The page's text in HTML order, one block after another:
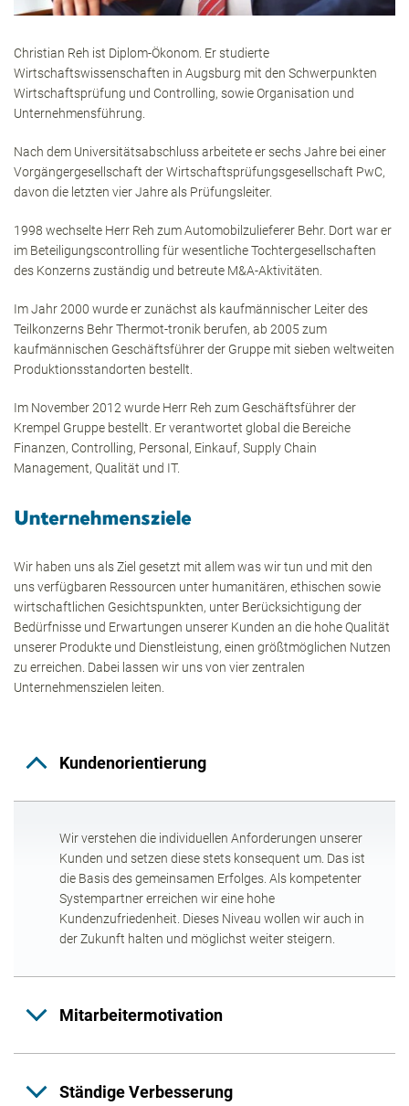
Christian Reh ist Diplom-Ökonom. Er studierte
Wirtschaftswissenschaften in Augsburg mit den Schwerpunkten
Wirtschaftsprüfung und Controlling, sowie Organisation und
Unternehmensführung.
Nach dem Universitätsabschluss arbeitete er sechs Jahre bei einer
Vorgängergesellschaft der Wirtschaftsprüfungsgesellschaft PwC,
davon die letzten vier Jahre als Prüfungsleiter.
1998 wechselte Herr Reh zum Automobilzulieferer Behr. Dort war er
im Beteiligungscontrolling für wesentliche Tochtergesellschaften
des Konzerns zuständig und betreute M&A-Aktivitäten.
Im Jahr 2000 wurde er zunächst als kaufmännischer Leiter des
Teilkonzerns Behr Thermot-tronik berufen, ab 2005 zum
kaufmännischen Geschäftsführer der Gruppe mit sieben weltweiten
Produktionsstandorten bestellt.
Im November 2012 wurde Herr Reh zum Geschäftsführer der
Krempel Gruppe bestellt. Er verantwortet global die Bereiche
Finanzen, Controlling, Personal, Einkauf, Supply Chain
Management, Qualität und IT.
Unternehmensziele
Wir haben uns als Ziel gesetzt mit allem was wir tun und mit den
uns verfügbaren Ressourcen unter humanitären, ethischen sowie
wirtschaftlichen Gesichtspunkten, unter Berücksichtigung der
Bedürfnisse und Erwartungen unserer Kunden an die hohe Qualität
unserer Produkte und Dienstleistung, einen größtmöglichen Nutzen
zu erreichen. Dabei lassen wir uns von vier zentralen
Unternehmenszielen leiten.
Kundenorientierung
Wir verstehen die individuellen Anforderungen unserer
Kunden und setzen diese stets konsequent um. Das ist
die Basis des gemeinsamen Erfolges. Als kompetenter
Systempartner erreichen wir eine hohe
Kundenzufriedenheit. Dieses Niveau wollen wir auch in
der Zukunft halten und möglichst weiter steigern.
Mitarbeitermotivation
Ständige Verbesserung